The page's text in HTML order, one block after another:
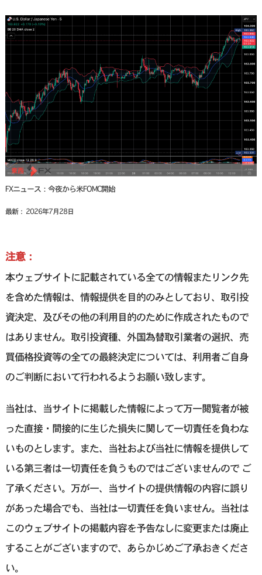
FXニュース：今夜から米FOMC開始
最新： 2026年7月28日
注意：
本ウェブサイトに記載されている全ての情報またリンク先
を含めた情報は、情報提供を目的のみとしており、取引投
資決定、及びその他の利用目的のために作成されたもので
はありません。取引投資種、外国為替取引業者の選択、売
買価格投資等の全ての最終決定については、利用者ご自身
のご判断において行われるようお願い致します。
当社は、当サイトに掲載した情報によって万一閲覧者が被
った直接・間接的に生じた損失に関して一切責任を負わな
いものとします。また、当社および当社に情報を提供して
いる第三者は一切責任を負うものではございませんので ご
了承ください。万が一、当サイトの提供情報の内容に誤り
があった場合でも、当社は一切責任を負いません。当社は
このウェブサイトの掲載内容を予告なしに変更または廃止
することがございますので、あらかじめご了承おきくださ
い。